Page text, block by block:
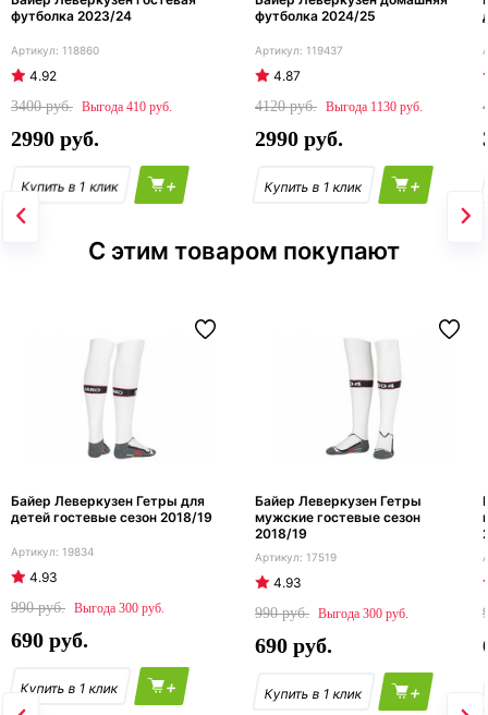
футболка 2023/24
118860
4.92
3400
410
2990
+
футболка 2024/25
119437
4.87
4120
1130
2990
+
С этим товаром покупают
Байер Леверкузен Гетры для
детей гостевые сезон 2018/19
19834
4.93
990
300
690
+
Байер Леверкузен Гетры
мужские гостевые сезон
2018/19
17519
4.93
990
300
690
+